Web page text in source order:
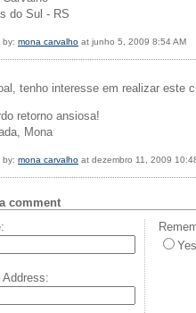
do Sul - RS
by: mona carvalho at junho 5, 2009 8:54 AM
tenho interesse em realizar este
retorno ansiosa!
Mona
by: mona carvalho at dezembro 11, 2009
comment
Address:
Yes